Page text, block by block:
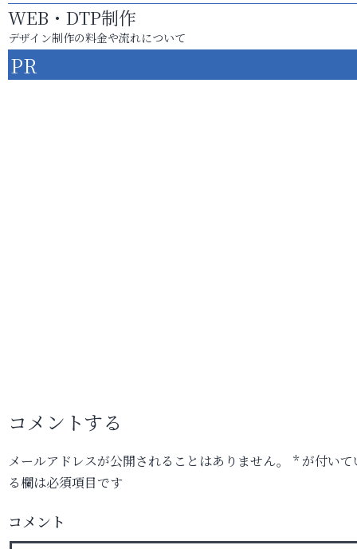
WEB・DTP制作
デザイン制作の料金や流れについて
PR
コメントする
メールアドレスが公開されることはありません。 *が付いて
る欄は必須項目です
コメント